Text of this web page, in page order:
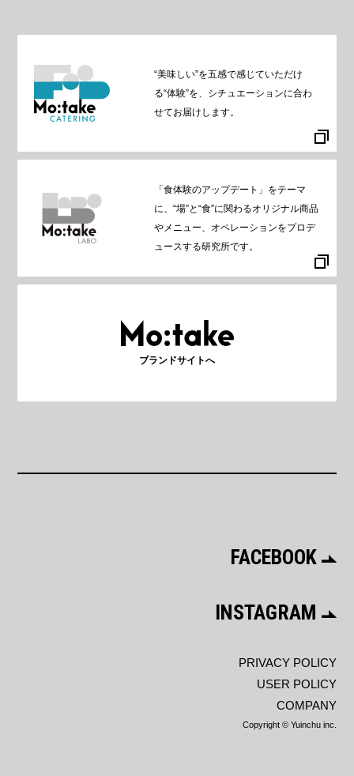
“美味しい”を五感で感じていただけ
る“体験”を、シチュエーションに合わ
せてお届けします。
「食体験のアップデート」をテーマ
に、“場”と“食”に関わるオリジナル商品
やメニュー、オペレーションをプロデ
ュースする研究所です。
ブランドサイトへ
FACEBOOK
INSTAGRAM
PRIVACY POLICY
USER POLICY
COMPANY
Copyright © Yuinchu inc.